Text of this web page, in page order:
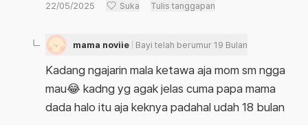
22/05/2025 Suka Tulis tanggapan
mama noviie Bayi telah berumur 19 Bulan
Kadang ngajarin mala ketawa aja mom sm ngga
mau😂 kadng yg agak jelas cuma papa mama
dada halo itu aja keknya padahal udah 18 bulan